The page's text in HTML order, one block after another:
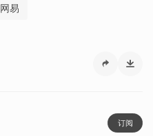
网易
订阅